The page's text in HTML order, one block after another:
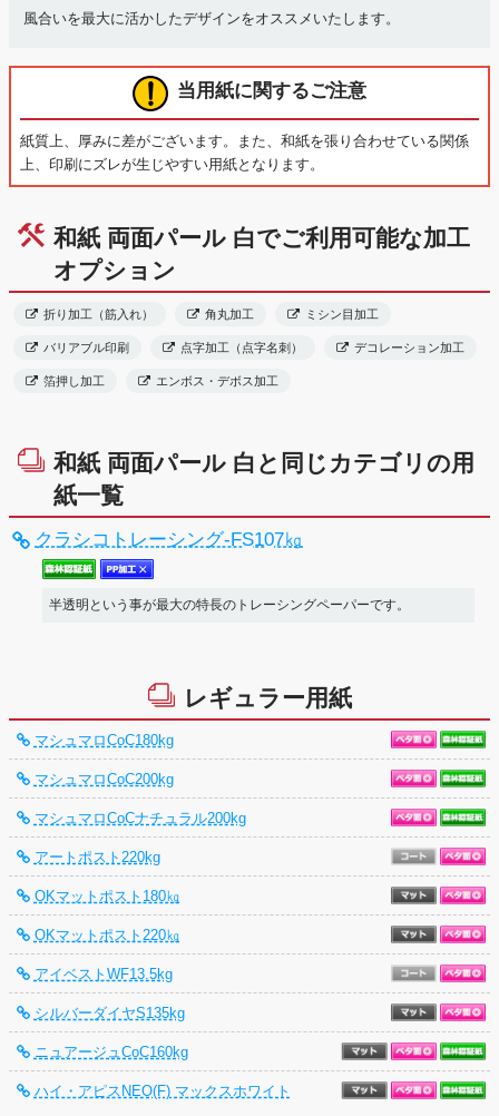
風合いを最大に活かしたデザインをオススメいたします。
当用紙に関するご注意
紙質上、厚みに差がございます。また、和紙を張り合わせている関係
上、印刷にズレが生じやすい用紙となります。
和紙 両面パール 白でご利用可能な加工
オプション
折り加工（筋入れ） 角丸加工 ミシン目加工
バリアブル印刷 点字加工（点字名刺） デコレーション加工
箔押し加工 エンボス・デボス加工
和紙 両面パール 白と同じカテゴリの用
紙一覧
クラシコトレーシング-FS107㎏
半透明という事が最大の特長のトレーシングペーパーです。
レギュラー用紙
マシュマロCoC180kg
マシュマロCoC200kg
マシュマロCoCナチュラル200kg
アートポスト220kg
OKマットポスト180㎏
OKマットポスト220㎏
アイベストWF13.5kg
シルバーダイヤS135kg
ニュアージュCoC160kg
ハイ・アピスNEO(F) マックスホワイト